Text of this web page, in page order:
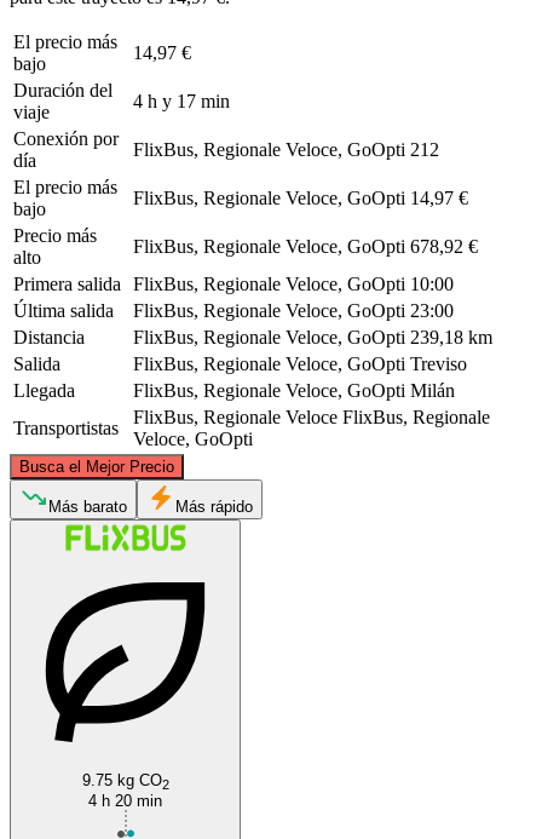
El precio más
bajo
14,97 €
Duración del
viaje
4 h y 17 min
Conexión por
día
FlixBus, Regionale Veloce, GoOpti 212
El precio más
bajo
FlixBus, Regionale Veloce, GoOpti 14,97 €
Precio más
alto
FlixBus, Regionale Veloce, GoOpti 678,92 €
Primera salida
FlixBus, Regionale Veloce, GoOpti 10:00
Última salida
FlixBus, Regionale Veloce, GoOpti 23:00
Distancia
FlixBus, Regionale Veloce, GoOpti 239,18 km
Salida
FlixBus, Regionale Veloce, GoOpti Treviso
Llegada
FlixBus, Regionale Veloce, GoOpti Milán
Transportistas
FlixBus, Regionale Veloce FlixBus, Regionale
Veloce, GoOpti
Busca el Mejor Precio
Milan
Más barato Más rápido
9.75 kg CO2
4 h 20 min